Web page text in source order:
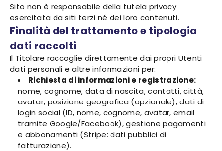
Sito non è responsabile della tutela privacy
esercitata da siti terzi né dei loro contenuti.
Finalità del trattamento e tipologia
dati raccolti
Il Titolare raccoglie direttamente dai propri Utenti
dati personali e altre informazioni per:
Richiesta di informazioni e registrazione:
nome, cognome, data di nascita, contatti, città,
avatar, posizione geografica (opzionale), dati di
login social (ID, nome, cognome, avatar, email
tramite Google/Facebook), gestione pagamenti
e abbonamenti (Stripe: dati pubblici di
fatturazione).